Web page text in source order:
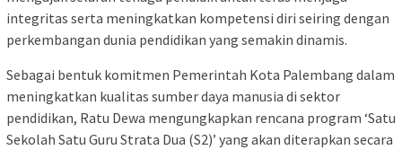
integritas serta meningkatkan kompetensi diri seiring dengan
perkembangan dunia pendidikan yang semakin dinamis.
Sebagai bentuk komitmen Pemerintah Kota Palembang dalam
meningkatkan kualitas sumber daya manusia di sektor
pendidikan, Ratu Dewa mengungkapkan rencana program ‘Satu
Sekolah Satu Guru Strata Dua (S2)’ yang akan diterapkan secara